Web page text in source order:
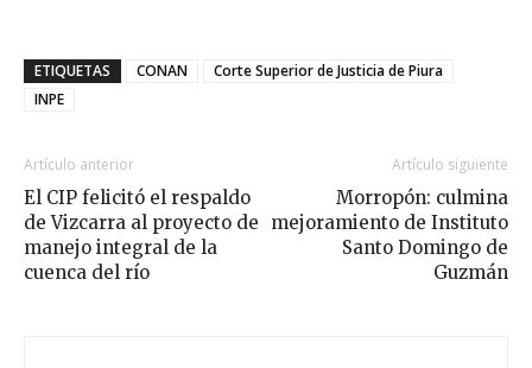
ETIQUETAS CONAN
Corte Superior de Justicia de Piura
INPE
Artículo anterior
El CIP felicitó el respaldo
de Vizcarra al proyecto de
manejo integral de la
cuenca del río
Artículo siguiente
Morropón: culmina
mejoramiento de Instituto
Santo Domingo de
Guzmán